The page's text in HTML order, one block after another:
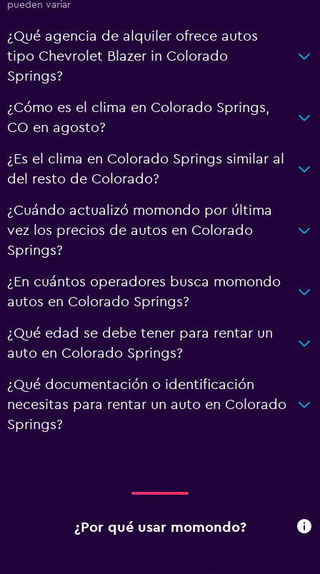
pueden variar
¿Qué agencia de alquiler ofrece autos
tipo Chevrolet Blazer in Colorado
Springs?
¿Cómo es el clima en Colorado Springs,
CO en agosto?
¿Es el clima en Colorado Springs similar al
del resto de Colorado?
¿Cuándo actualizó momondo por última
vez los precios de autos en Colorado
Springs?
¿En cuántos operadores busca momondo
autos en Colorado Springs?
¿Qué edad se debe tener para rentar un
auto en Colorado Springs?
¿Qué documentación o identificación
necesitas para rentar un auto en Colorado
Springs?
¿Por qué usar momondo?